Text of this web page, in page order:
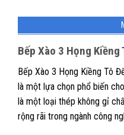
Bếp Xào 3 Họng Kiềng
Bếp Xào 3 Họng Kiềng Tô
là một lựa chọn phổ biến
là một loại thép không gỉ
rộng rãi trong ngành công